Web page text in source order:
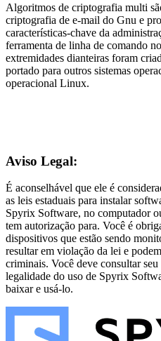
Algoritmos de criptografia multi
criptografia de e-mail do Gnu e
características-chave da
ferramenta de linha de comando
extremidades dianteiras foram
portado para outros sistemas
operacional Linux.
Aviso Legal:
É aconselhável que ele é
as leis estaduais para instalar
Spyrix Software, no computador
tem autorização para. Você é
dispositivos que estão sendo
resultar em violação da lei e
criminais. Você deve consultar seu
legalidade do uso de Spyrix
baixar e usá-lo.